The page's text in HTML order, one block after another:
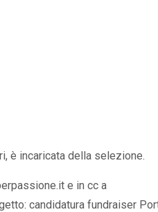
è incaricata della selezione.
e in cc a
candidatura fundraiser